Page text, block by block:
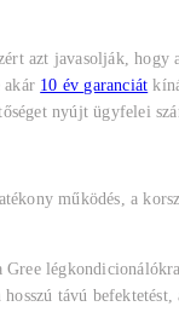
azt javasolják,
akár 10 év garanciát
nyújt ügyfelei
működés, a
Gree
távú